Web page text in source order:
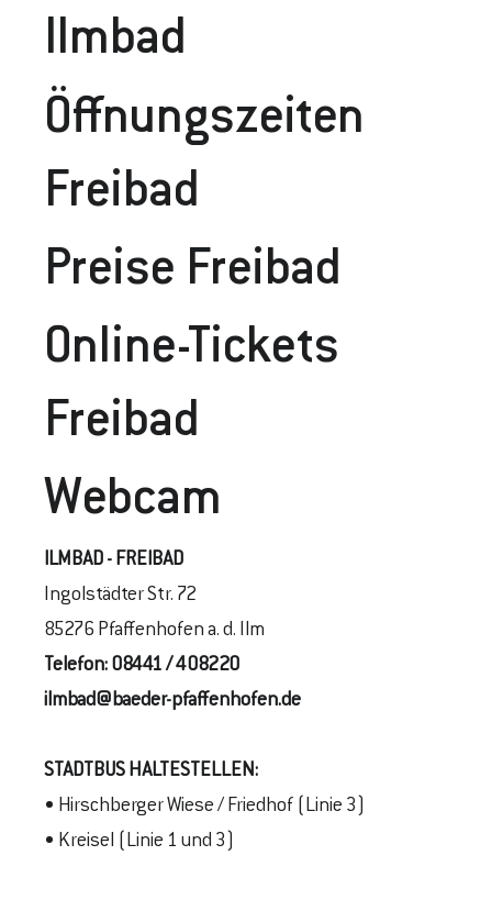
Ilmbad
Öffnungszeiten
Freibad
Preise FreiBad
Online-Tickets
Freibad
Webcam
ILMBAD - FREIBAD
Ingolstädter Str. 72
85276 Pfaffenhofen a. d. Ilm
Telefon: 08441 / 408220
ilmbad@baeder-pfaffenhofen.de
STADTBUS HALTESTELLEN:
• Hirschberger Wiese / Friedhof (Linie 3)
• Kreisel (Linie 1 und 3)